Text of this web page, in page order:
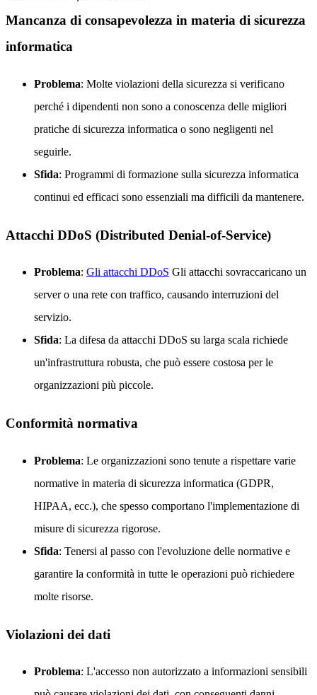
Mancanza di consapevolezza in materia di sicurezza
informatica
Problema: Molte violazioni della sicurezza si verificano
perché i dipendenti non sono a conoscenza delle migliori
pratiche di sicurezza informatica o sono negligenti nel
seguirle.
Sfida: Programmi di formazione sulla sicurezza informatica
continui ed efficaci sono essenziali ma difficili da mantenere.
Attacchi DDoS (Distributed Denial-of-Service)
Problema: Gli attacchi DDoS Gli attacchi sovraccaricano un
server o una rete con traffico, causando interruzioni del
servizio.
Sfida: La difesa da attacchi DDoS su larga scala richiede
un'infrastruttura robusta, che può essere costosa per le
organizzazioni più piccole.
Conformità normativa
Problema: Le organizzazioni sono tenute a rispettare varie
normative in materia di sicurezza informatica (GDPR,
HIPAA, ecc.), che spesso comportano l'implementazione di
misure di sicurezza rigorose.
Sfida: Tenersi al passo con l'evoluzione delle normative e
garantire la conformità in tutte le operazioni può richiedere
molte risorse.
Violazioni dei dati
Problema: L'accesso non autorizzato a informazioni sensibili